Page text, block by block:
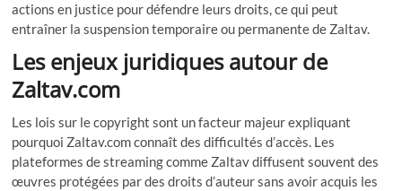
actions en justice pour défendre leurs droits, ce qui peut
entraîner la suspension temporaire ou permanente de Zaltav.
Les enjeux juridiques autour de
Zaltav.com
Les lois sur le copyright sont un facteur majeur expliquant
pourquoi Zaltav.com connaît des difficultés d’accès. Les
plateformes de streaming comme Zaltav diffusent souvent des
œuvres protégées par des droits d’auteur sans avoir acquis les